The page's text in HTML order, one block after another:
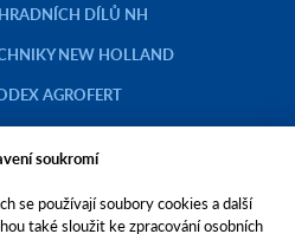
DÍLŮ NH
NEW HOLLAND
AGROFERT
AGROTEC a.s.
soukromí
se používají soubory cookies a další
také sloužit ke zpracování osobních